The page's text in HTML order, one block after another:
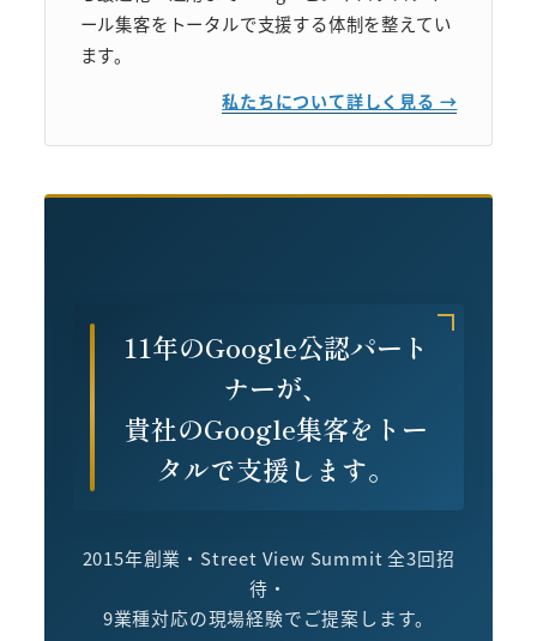
ール集客をトータルで支援する体制を整えてい
ます。
私たちについて詳しく見る →
11年のGoogle公認パート
ナーが、
貴社のGoogle集客をトー
タルで支援します。
2015年創業・Street View Summit 全3回招
待・
9業種対応の現場経験でご提案します。